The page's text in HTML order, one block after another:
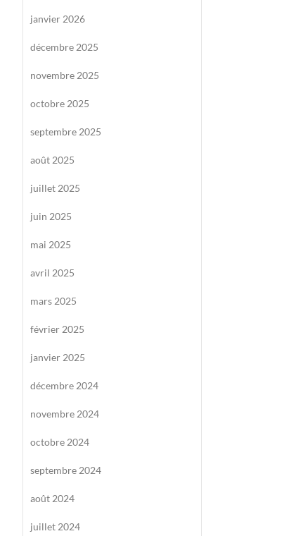
janvier 2026
décembre 2025
novembre 2025
octobre 2025
septembre 2025
août 2025
juillet 2025
juin 2025
mai 2025
avril 2025
mars 2025
février 2025
janvier 2025
décembre 2024
novembre 2024
octobre 2024
septembre 2024
août 2024
juillet 2024